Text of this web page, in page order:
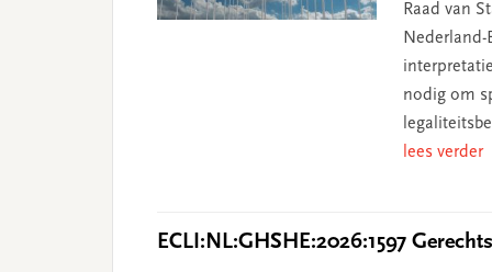
Raad van
nodig om
lees verder
ECLI:NL:GHSHE:2026:1597